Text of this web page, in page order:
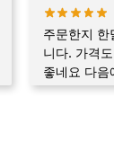
주문한지 한
니다. 가격
좋네요 다음